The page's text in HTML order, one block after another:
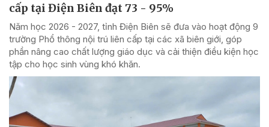
cấp tại Điện Biên đạt 73 - 95%
Năm học 2026 - 2027, tỉnh Điện Biên sẽ đưa vào hoạt động 9
trường Phổ thông nội trú liên cấp tại các xã biên giới, góp
phần nâng cao chất lượng giáo dục và cải thiện điều kiện học
tập cho học sinh vùng khó khăn.